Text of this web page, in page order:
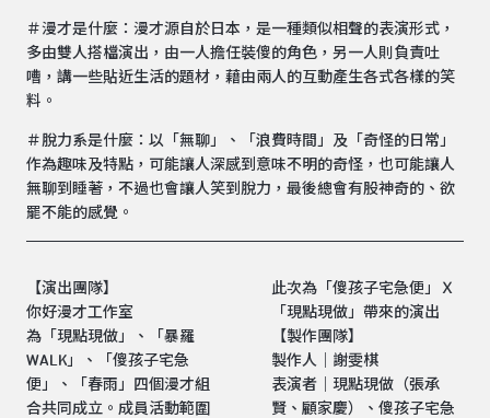
＃漫才是什麼：漫才源自於日本，是一種類似相聲的表演形式，
多由雙人搭檔演出，由一人擔任裝傻的角色，另一人則負責吐
嘈，講一些貼近生活的題材，藉由兩人的互動產生各式各樣的笑
料。
＃脫力系是什麼：以「無聊」、「浪費時間」及「奇怪的日常」
作為趣味及特點，可能讓人深感到意味不明的奇怪，也可能讓人
無聊到睡著，不過也會讓人笑到脫力，最後總會有股神奇的、欲
罷不能的感覺。
【演出團隊】
你好漫才工作室
為「現點現做」、「暴羅
WALK」、「傻孩子宅急
便」、「春雨」四個漫才組
合共同成立。成員活動範圍
此次為「傻孩子宅急便」Ｘ
「現點現做」帶來的演出
【製作團隊】
製作人｜謝雯棋
表演者｜現點現做（張承
賢、顧家慶）、傻孩子宅急